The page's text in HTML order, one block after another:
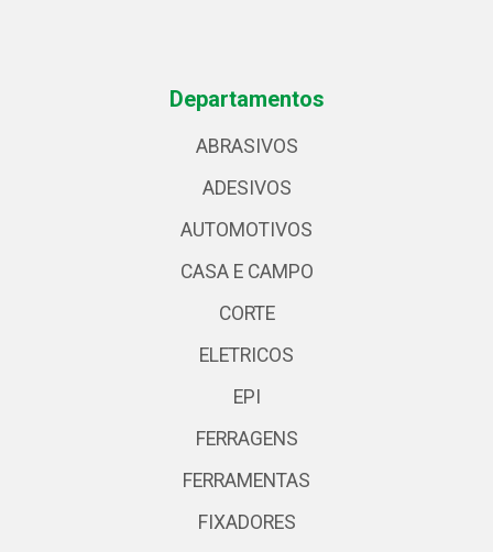
Departamentos
ABRASIVOS
ADESIVOS
AUTOMOTIVOS
CASA E CAMPO
CORTE
ELETRICOS
EPI
FERRAGENS
FERRAMENTAS
FIXADORES